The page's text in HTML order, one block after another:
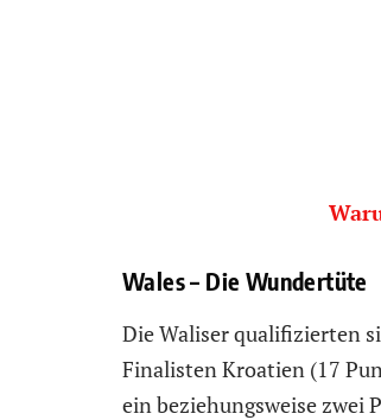
Wales – Die Wundertüte
Die Waliser qualifizierten
Finalisten Kroatien (17
ein beziehungsweise zwei